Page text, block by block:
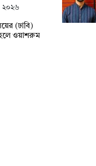
(ঢাবি)
ওয়াশরুম